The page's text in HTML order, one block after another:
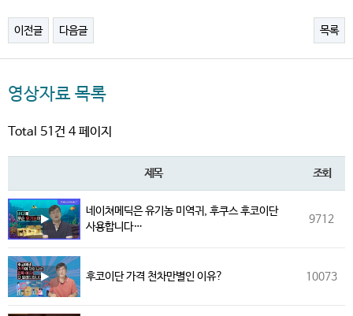
이전글 다음글 목록
영상자료 목록
Total 51건 4 페이지
제목 조회
네이쳐메딕은 유기농 미역귀, 후쿠스 후코이단
사용합니다…
9712
후코이단 가격 천차만별인 이유? 10073